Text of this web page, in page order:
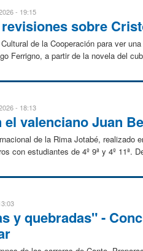
- 19:15
sobre
de la Cooperación para ver
Ferrigno, a partir de la novela del
- 18:13
valenciano Juan
de la Rima Jotabé,
con estudiantes de 4º 9ª y 4º 11ª.
y quebradas" -